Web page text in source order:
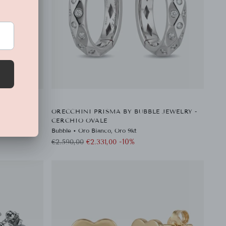
-
ORECCHINI PRISMA BY BUBBLE JEWELRY -
CERCHIO OVALE
Bubble • Oro Bianco, Oro 9kt
Prezzo
€2.590,00 €2.331,00 -10%